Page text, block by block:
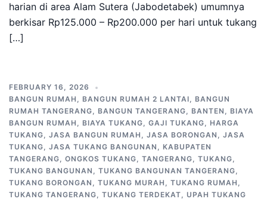
harian di area Alam Sutera (Jabodetabek) umumnya
berkisar Rp125.000 – Rp200.000 per hari untuk tukang
[…]
FEBRUARY 16, 2026
BANGUN RUMAH , BANGUN RUMAH 2 LANTAI, BANGUN
RUMAH TANGERANG, BANGUN TANGERANG, BANTEN , BIAYA
BANGUN RUMAH , BIAYA TUKANG, GAJI TUKANG, HARGA
TUKANG, JASA BANGUN RUMAH , JASA BORONGAN , JASA
TUKANG, JASA TUKANG BANGUNAN , KABUPATEN
TANGERANG, ONGKOS TUKANG, TANGERANG, TUKANG,
TUKANG BANGUNAN , TUKANG BANGUNAN TANGERANG,
TUKANG BORONGAN , TUKANG MURAH , TUKANG RUMAH ,
TUKANG TANGERANG, TUKANG TERDEKAT, UPAH TUKANG